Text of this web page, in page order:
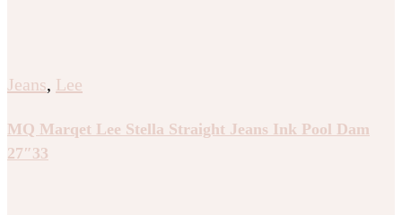
Jeans, Lee
MQ Marqet Lee Stella Straight Jeans Ink Pool Dam
27″33